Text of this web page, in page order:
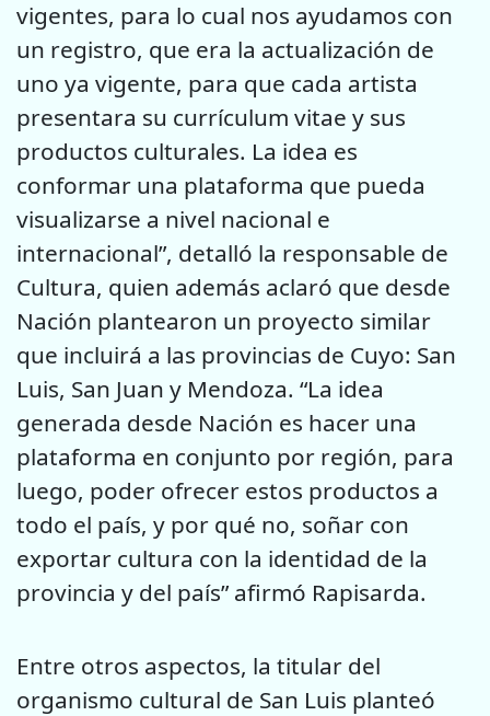
vigentes, para lo cual nos ayudamos con
un registro, que era la actualización de
uno ya vigente, para que cada artista
presentara su currículum vitae y sus
productos culturales. La idea es
conformar una plataforma que pueda
visualizarse a nivel nacional e
internacional”, detalló la responsable de
Cultura, quien además aclaró que desde
Nación plantearon un proyecto similar
que incluirá a las provincias de Cuyo: San
Luis, San Juan y Mendoza. “La idea
generada desde Nación es hacer una
plataforma en conjunto por región, para
luego, poder ofrecer estos productos a
todo el país, y por qué no, soñar con
exportar cultura con la identidad de la
provincia y del país” afirmó Rapisarda.
Entre otros aspectos, la titular del
organismo cultural de San Luis planteó